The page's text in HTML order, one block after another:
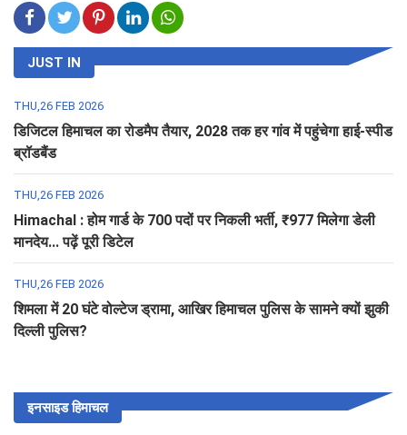
JUST IN
THU,26 FEB 2026
डिजिटल हिमाचल का रोडमैप तैयार, 2028 तक हर गांव में पहुंचेगा हाई-स्पीड
ब्रॉडबैंड
THU,26 FEB 2026
Himachal : होम गार्ड के 700 पदों पर निकली भर्ती, ₹977 मिलेगा डेली
मानदेय... पढ़ें पूरी डिटेल
THU,26 FEB 2026
शिमला में 20 घंटे वोल्टेज ड्रामा, आखिर हिमाचल पुलिस के सामने क्यों झुकी
दिल्ली पुलिस?
इनसाइड हिमाचल